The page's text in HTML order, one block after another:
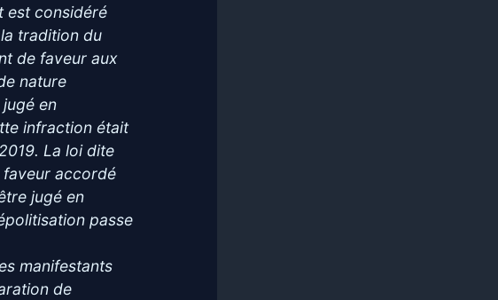
est considéré
tradition du
de faveur aux
nature
jugé en
infraction était
La loi dite
faveur accordé
jugé en
passe
manifestants
de